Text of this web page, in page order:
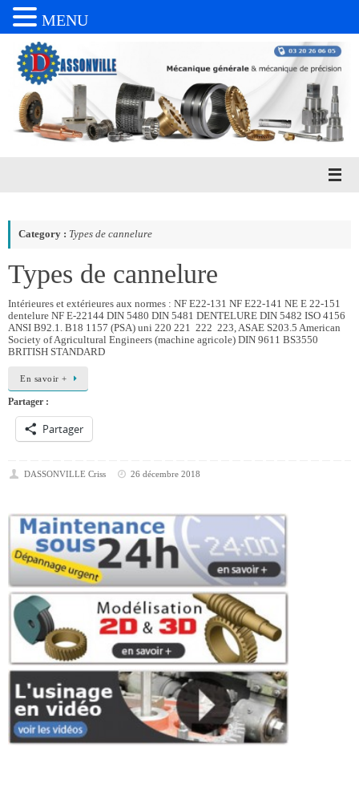
contenu
Category : Types de cannelure
Types de cannelure
Intérieures et extérieures aux normes : NF E22-131 NF E22-141 NE E 22-151
dentelure NF E-22144 DIN 5480 DIN 5481 DENTELURE DIN 5482 ISO 4156
ANSI B92.1. B18 1157 (PSA) uni 220 221 222 223, ASAE S203.5 American
Society of Agricultural Engineers (machine agricole) DIN 9611 BS3550
BRITISH STANDARD
En savoir +
Partager :
Partager
DASSONVILLE Criss 26 décembre 2018
MENU